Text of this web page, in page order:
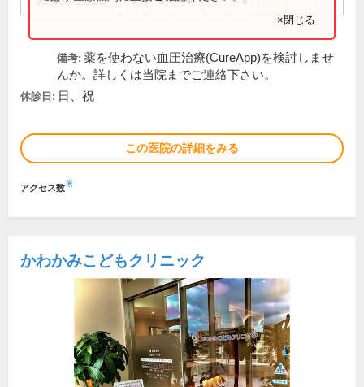
×閉じる
備考: 薬を使わない血圧治療(CureApp)を検討しませ
んか。詳しくは当院までご連絡下さい。
休診日: 日、祝
この医院の詳細をみる
アクセス数※
かわかみこどもクリニック